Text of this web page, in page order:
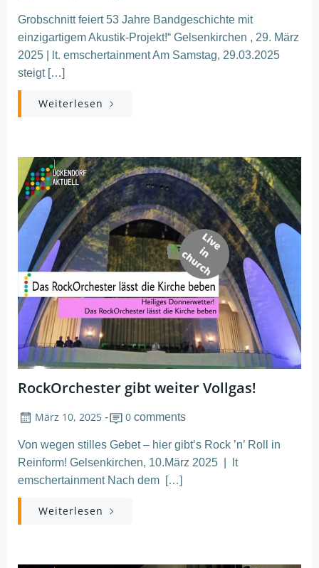
Grobschnitt feiert 53 Jahre Bandgeschichte mit
einzigartigem Akustik-Projekt!“ Gelsenkirchen , 29. März
2025 | lt. emschertainment Am Samstag, 29.03.2025
steigt […]
Weiterlesen
RockOrchester gibt weiter Vollgas!
März 10, 2025 - 0 comments
Von wegen stilles Gebet – hier gibt’s Rock ’n’ Roll in
Reinform! Gelsenkirchen, 10.März 2025 | lt
emschertainment Nach dem […]
Weiterlesen